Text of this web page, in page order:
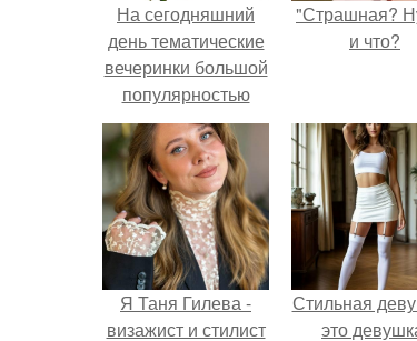
На сегодняшний
день тематические
вечеринки большой
популярностью
пользуются.
"Страшная?
и что?
Я Таня Гилева -
визажист и стилист
Стильная
это